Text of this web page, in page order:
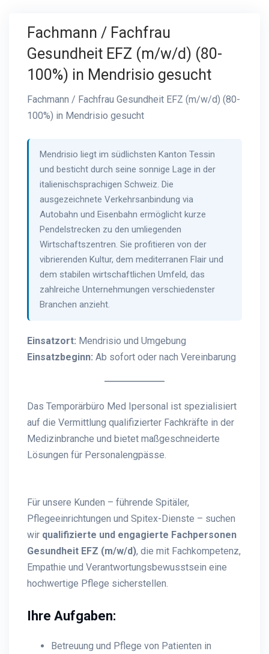
Fachmann / Fachfrau
Gesundheit EFZ (m/w/d) (80-
100%) in Mendrisio gesucht
Fachmann / Fachfrau Gesundheit EFZ (m/w/d) (80-
100%) in Mendrisio gesucht
Mendrisio liegt im südlichsten Kanton Tessin
und besticht durch seine sonnige Lage in der
italienischsprachigen Schweiz. Die
ausgezeichnete Verkehrsanbindung via
Autobahn und Eisenbahn ermöglicht kurze
Pendelstrecken zu den umliegenden
Wirtschaftszentren. Sie profitieren von der
vibrierenden Kultur, dem mediterranen Flair und
dem stabilen wirtschaftlichen Umfeld, das
zahlreiche Unternehmungen verschiedenster
Branchen anzieht.
Einsatzort: Mendrisio und Umgebung
Einsatzbeginn: Ab sofort oder nach Vereinbarung
Das Temporärbüro Med Ipersonal ist spezialisiert
auf die Vermittlung qualifizierter Fachkräfte in der
Medizinbranche und bietet maßgeschneiderte
Lösungen für Personalengpässe.
Für unsere Kunden – führende Spitäler,
Pflegeeinrichtungen und Spitex-Dienste – suchen
wir qualifizierte und engagierte Fachpersonen
Gesundheit EFZ (m/w/d), die mit Fachkompetenz,
Empathie und Verantwortungsbewusstsein eine
hochwertige Pflege sicherstellen.
Ihre Aufgaben:
Betreuung und Pflege von Patienten in